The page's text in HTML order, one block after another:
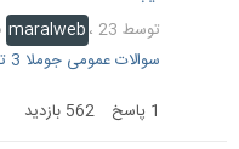
توسط maralweb ،23 فروردین 1396
سوالات عمومی جوملا 3 تا 3.9
پاسخ 562 بازدید